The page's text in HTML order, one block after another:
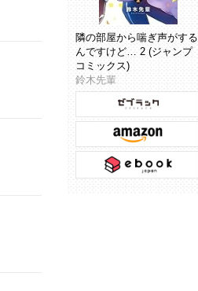
隣の部屋から喘ぎ声がする
んですけど… 2 (ジャンプ
コミックス)
鈴木先輩